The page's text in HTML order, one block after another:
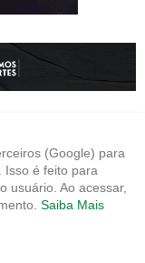
(Google) para
Isso é feito para
usuário. Ao acessar,
Saiba Mais